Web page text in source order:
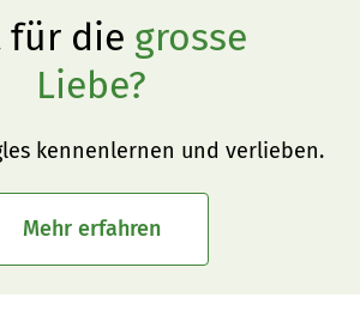
für die grosse
Liebe?
kennenlernen und verlieben.
Mehr erfahren